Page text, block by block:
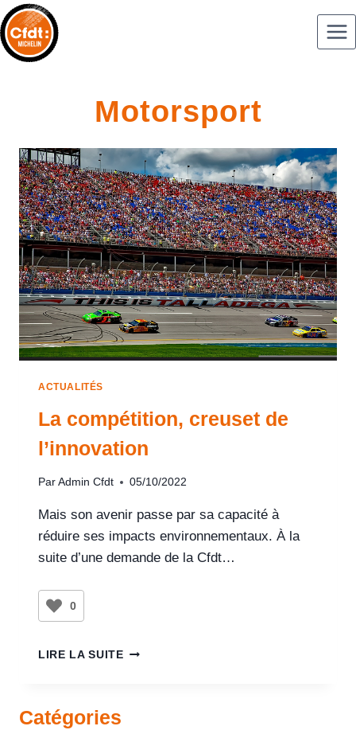
Motorsport
ACTUALITÉS
La compétition, creuset de
l’innovation
Par Admin Cfdt 05/10/2022
Mais son avenir passe par sa capacité à
réduire ses impacts environnementaux. À la
suite d’une demande de la Cfdt…
0
LIRE LA SUITE
Catégories